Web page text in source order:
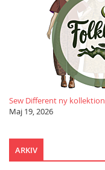
Sew Different ny kollektion
Maj 19, 2026
ARKIV